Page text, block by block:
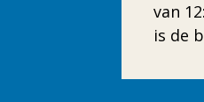
van
is de